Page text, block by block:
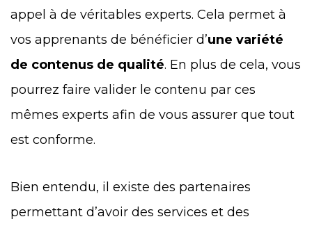
appel à de véritables experts. Cela permet à
vos apprenants de bénéficier d’une variété
de contenus de qualité. En plus de cela, vous
pourrez faire valider le contenu par ces
mêmes experts afin de vous assurer que tout
est conforme.
Bien entendu, il existe des partenaires
permettant d’avoir des services et des